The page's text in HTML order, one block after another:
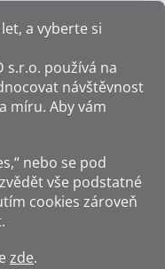
a vyberte si
s.r.o. používá na
návštěvnost
míru. Aby vám
nebo se pod
vše podstatné
cookies zároveň
.
zde.
mladším 18 let.